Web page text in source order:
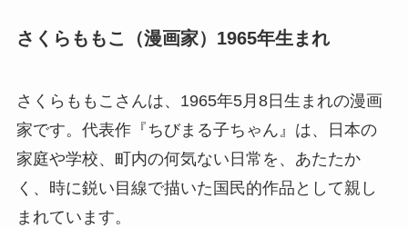
さくらももこ（漫画家）1965年生まれ
さくらももこさんは、1965年5月8日生まれの漫画
家です。代表作『ちびまる子ちゃん』は、日本の
家庭や学校、町内の何気ない日常を、あたたか
く、時に鋭い目線で描いた国民的作品として親し
まれています。